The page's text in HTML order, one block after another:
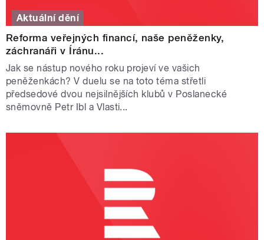
Aktuální dění
Reforma veřejných financí, naše peněženky,
záchranáři v Íránu...
Jak se nástup nového roku projeví ve vašich
peněženkách? V duelu se na toto téma střetli
předsedové dvou nejsilnějších klubů v Poslanecké
sněmovně Petr Ibl a Vlasti...